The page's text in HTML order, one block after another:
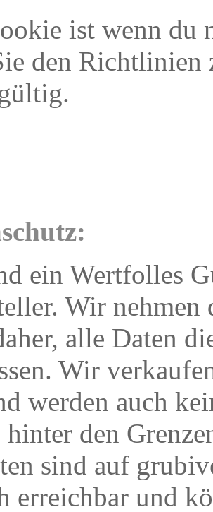
ist wenn du
den Richtlinien
ein Wertfolles
Wir nehmen
alle Daten
Wir
werden auch
den
sind auf
erreichbar und